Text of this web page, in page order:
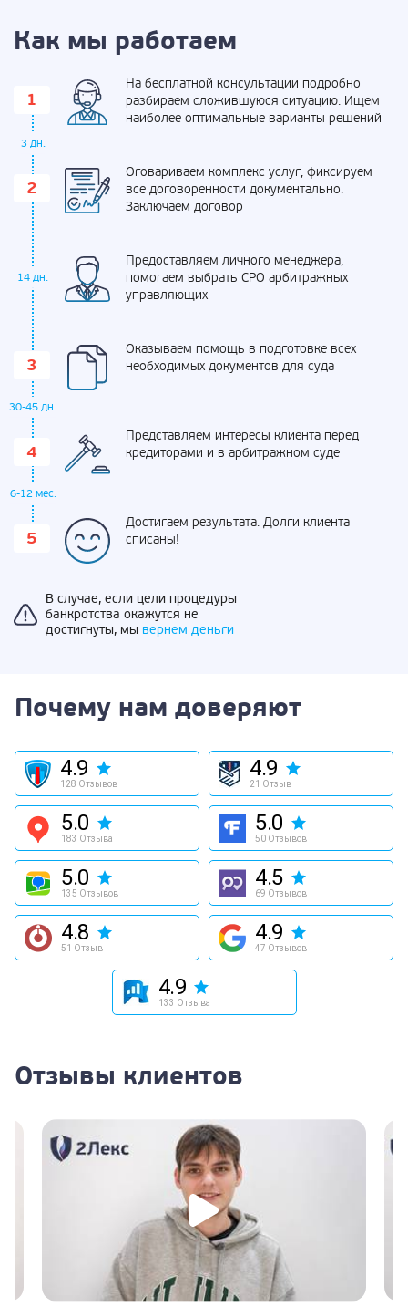
Как мы работаем
3 дн.
На бесплатной консультации подробно
разбираем сложившуюся ситуацию. Ищем
наиболее оптимальные варианты решений
Оговариваем комплекс услуг, фиксируем
все договоренности документально.
Заключаем договор
14 дн.
Предоставляем личного менеджера,
помогаем выбрать СРО арбитражных
управляющих
30-45 дн.
Оказываем помощь в подготовке всех
необходимых документов для суда
6-12 мес.
Представляем интересы клиента перед
кредиторами и в арбитражном суде
Достигаем результата. Долги клиента
списаны!
В случае, если цели процедуры
банкротства окажутся не
достигнуты, мы вернем деньги
Почему нам доверяют
4.9
128 Отзывов
4.9
21 Отзыв
5.0
183 Отзыва
5.0
50 Отзывов
5.0
135 Отзывов
4.5
69 Отзывов
4.8
51 Отзыв
4.9
47 Отзывов
4.9
133 Отзыва
Отзывы клиентов